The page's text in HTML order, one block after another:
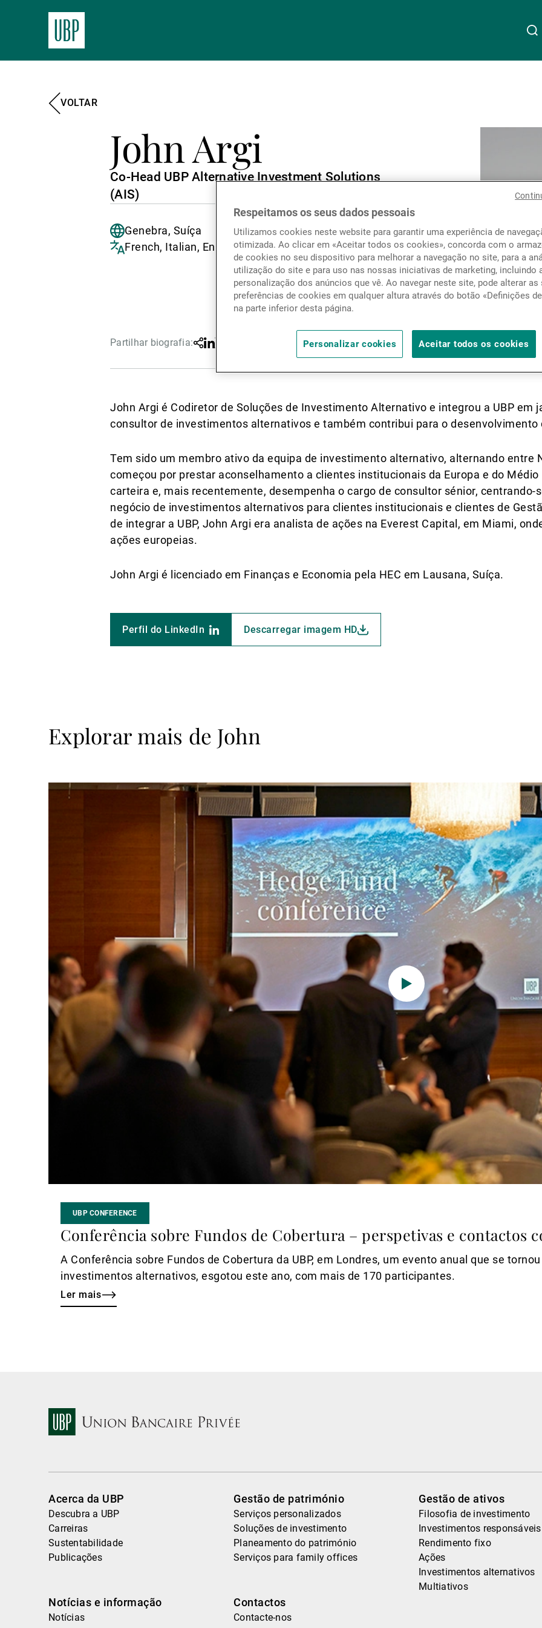
Gestão de ativos
Gestores de ativos externos
Notícias e informação
Contactos
VOLTAR
John Argi
Co-Head UBP Alternative Investment Solutions
(AIS)
Genebra, Suíça
French, Italian, English
Partilhar biografia:Partilhar
Linkedin
Twitter
John Argi é Codiretor de Soluções de Investimento Alternativo e integrou a UBP em
consultor de investimentos alternativos e também contribui para o desenvolvimento
Tem sido um membro ativo da equipa de investimento alternativo, alternando entre
começou por prestar aconselhamento a clientes institucionais da Europa e do
carteira e, mais recentemente, desempenha o cargo de consultor sénior, centrando-
negócio de investimentos alternativos para clientes institucionais e clientes de
de integrar a UBP, John Argi era analista de ações na Everest Capital, em Miami,
ações europeias.
John Argi é licenciado em Finanças e Economia pela HEC em Lausana, Suíça.
Perfil do LinkedIn Descarregar imagem HD
Explorar mais de John
Ler
UBP CONFERENCE
Conferência sobre Fundos de Cobertura – perspetivas e contactos
A Conferência sobre Fundos de Cobertura da UBP, em Londres, um evento anual que se
investimentos alternativos, esgotou este ano, com mais de 170 participantes.
Ler mais
Acerca da UBP
Descubra a UBP
Carreiras
Sustentabilidade
Publicações
Gestão de património
Serviços personalizados
Soluções de investimento
Planeamento do património
Serviços para family offices
Gestão de ativos
Filosofia de investimento
Investimentos responsáveis
Rendimento fixo
Ações
Investimentos alternativos
Multiativos
Notícias e informação
Notícias
Contactos
Contacte-nos
Respeitamos os seus dados pessoais
Utilizamos cookies neste website para garantir uma experiência de
otimizada. Ao clicar em «Aceitar todos os cookies», concorda com o
de cookies no seu dispositivo para melhorar a navegação no site, para a
utilização do site e para uso nas nossas iniciativas de marketing, incluindo
personalização dos anúncios que vê. Ao navegar neste site, pode alterar as
preferências de cookies em qualquer altura através do botão «Definições
na parte inferior desta página.
Personalizar cookies Aceitar todos os cookies